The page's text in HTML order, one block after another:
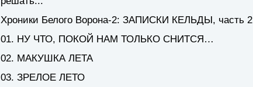
Хроники Белого Ворона-2: ЗАПИСКИ КЕЛЬДЫ, часть 2
01. НУ ЧТО, ПОКОЙ НАМ ТОЛЬКО СНИТСЯ…
02. МАКУШКА ЛЕТА
03. ЗРЕЛОЕ ЛЕТО